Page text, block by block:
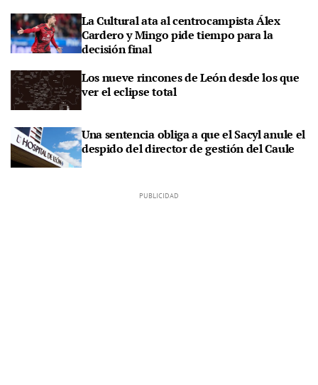
La Cultural ata al centrocampista Álex
Cardero y Mingo pide tiempo para la
decisión final
Los nueve rincones de León desde los que
ver el eclipse total
Una sentencia obliga a que el Sacyl anule el
despido del director de gestión del Caule